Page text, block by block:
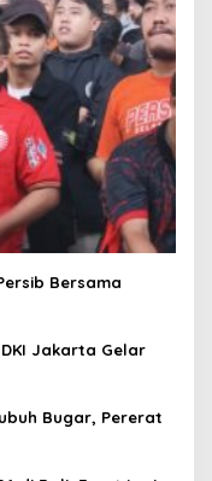
Bersama
Jakarta Gelar
Bugar, Pererat